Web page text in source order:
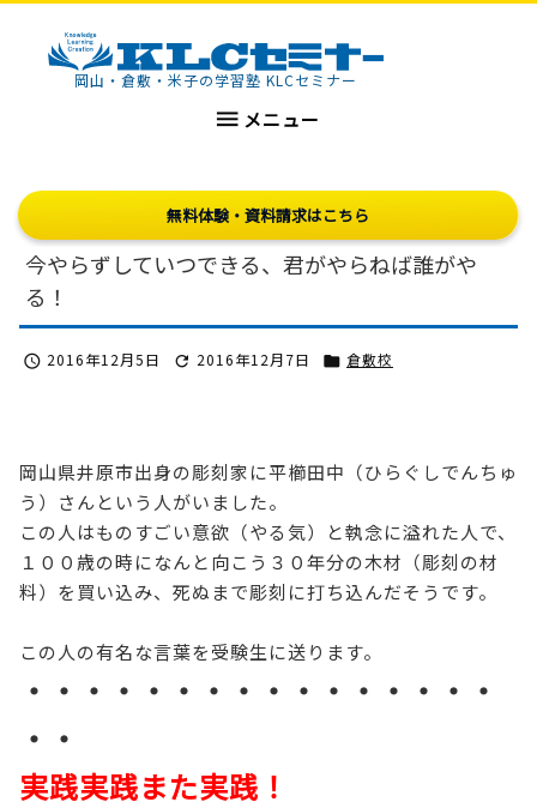
KLCセミナー岡山・倉敷・米子の学習塾 KLCセミナー
 メニュー
無料体験・資料請求はこちら
今やらずしていつできる、君がやらねば誰がや
る！
 2016年12月5日  2016年12月7日  倉敷校
岡山県井原市出身の彫刻家に平櫛田中（ひらぐしでんちゅ
う）さんという人がいました。
この人はものすごい意欲（やる気）と執念に溢れた人で、
１００歳の時になんと向こう３０年分の木材（彫刻の材
料）を買い込み、死ぬまで彫刻に打ち込んだそうです。
この人の有名な言葉を受験生に送ります。
・・・・・・・・・・・・・・・・
・・
実践実践また実践！